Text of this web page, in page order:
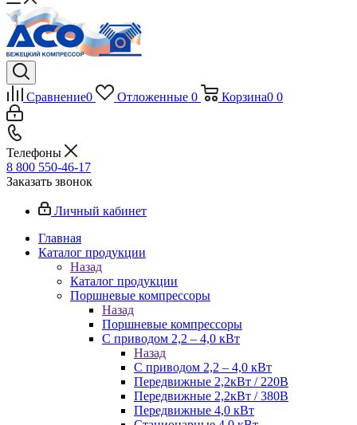
Сравнение0 Отложенные 0 Корзина0 0
Телефоны
8 800 550-46-17
Заказать звонок
Личный кабинет
Главная
Каталог продукции
Назад
Каталог продукции
Поршневые компрессоры
Назад
Поршневые компрессоры
С приводом 2,2 – 4,0 кВт
Назад
С приводом 2,2 – 4,0 кВт
Передвижные 2,2кВт / 220В
Передвижные 2,2кВт / 380В
Передвижные 4,0 кВт